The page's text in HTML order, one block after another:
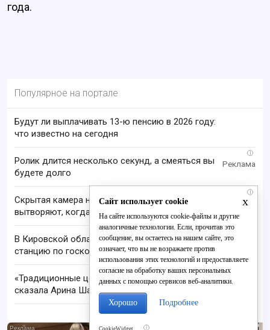
года.
Популярное на портале
Будут ли выплачивать 13-ю пенсию в 2026 году:
что известно на сегодня
i
Ролик длится несколько секунд, а смеяться вы
будете долго
i
Скрытая камера на пляже Крыма: Что люди
вытворяют, когда их не видят...
В Кировской области запустили первую базовую
станцию по госконтракту
«Традиционные ценности - это наша ДНК»: что
сказала Арина Шарапова в Кирове
i
x
Сайт использует cookie
На сайте используются cookie-файлы и другие
аналогичные технологии. Если, прочитав это
сообщение, вы остаетесь на нашем сайте, это
означает, что вы не возражаете против
использования этих технологий и предоставляете
согласие на обработку ваших персональных
данных с помощью сервисов веб-аналитики.
Хорошо Подробнее
CookieWidget